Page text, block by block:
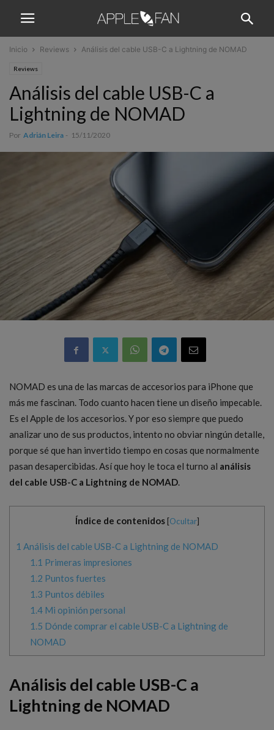
Inicio Reviews Análisis del cable USB-C a Lightning de NOMAD
Reviews
Análisis del cable USB-C a
Lightning de NOMAD
Por Adrián Leira - 15/11/2020
NOMAD es una de las marcas de accesorios para iPhone que
más me fascinan. Todo cuanto hacen tiene un diseño impecable.
Es el Apple de los accesorios. Y por eso siempre que puedo
analizar uno de sus productos, intento no obviar ningún detalle,
porque sé que han invertido tiempo en cosas que normalmente
pasan desapercibidas. Así que hoy le toca el turno al análisis
del cable USB-C a Lightning de NOMAD.
Índice de contenidos [Ocultar]
1 Análisis del cable USB-C a Lightning de NOMAD
1.1 Primeras impresiones
1.2 Puntos fuertes
1.3 Puntos débiles
1.4Mi opinión personal
1.5 Dónde comprar el cable USB-C a Lightning de
NOMAD
Análisis del cable USB-C a
Lightning de NOMAD